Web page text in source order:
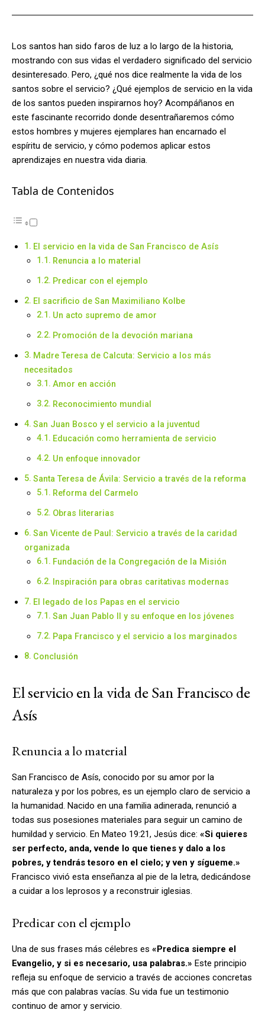
Los santos han sido faros de luz a lo largo de la historia,
mostrando con sus vidas el verdadero significado del servicio
desinteresado. Pero, ¿qué nos dice realmente la vida de los
santos sobre el servicio? ¿Qué ejemplos de servicio en la vida
de los santos pueden inspirarnos hoy? Acompáñanos en
este fascinante recorrido donde desentrañaremos cómo
estos hombres y mujeres ejemplares han encarnado el
espíritu de servicio, y cómo podemos aplicar estos
aprendizajes en nuestra vida diaria.
Tabla de Contenidos
El servicio en la vida de San Francisco de Asís
Renuncia a lo material
Predicar con el ejemplo
El sacrificio de San Maximiliano Kolbe
Un acto supremo de amor
Promoción de la devoción mariana
Madre Teresa de Calcuta: Servicio a los más
necesitados
Amor en acción
Reconocimiento mundial
San Juan Bosco y el servicio a la juventud
Educación como herramienta de servicio
Un enfoque innovador
Santa Teresa de Ávila: Servicio a través de la reforma
Reforma del Carmelo
Obras literarias
San Vicente de Paul: Servicio a través de la caridad
organizada
Fundación de la Congregación de la Misión
Inspiración para obras caritativas modernas
El legado de los Papas en el servicio
San Juan Pablo II y su enfoque en los jóvenes
Papa Francisco y el servicio a los marginados
Conclusión
El servicio en la vida de San Francisco de
Asís
Renuncia a lo material
San Francisco de Asís, conocido por su amor por la
naturaleza y por los pobres, es un ejemplo claro de servicio a
la humanidad. Nacido en una familia adinerada, renunció a
todas sus posesiones materiales para seguir un camino de
humildad y servicio. En Mateo 19:21, Jesús dice: «Si quieres
ser perfecto, anda, vende lo que tienes y dalo a los
pobres, y tendrás tesoro en el cielo; y ven y sígueme.»
Francisco vivió esta enseñanza al pie de la letra, dedicándose
a cuidar a los leprosos y a reconstruir iglesias.
Predicar con el ejemplo
Una de sus frases más célebres es «Predica siempre el
Evangelio, y si es necesario, usa palabras.» Este principio
refleja su enfoque de servicio a través de acciones concretas
más que con palabras vacías. Su vida fue un testimonio
continuo de amor y servicio.